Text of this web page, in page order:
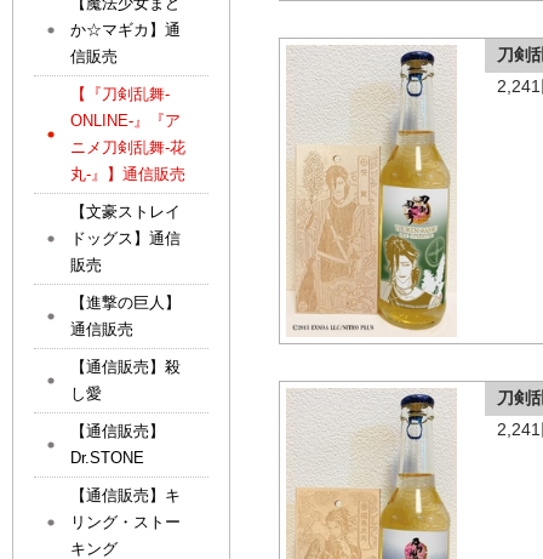
刀剣
刀剣
か☆マギカ】通
信販売
【『刀剣乱舞-
ONLINE-』『ア
ニメ刀剣乱舞-花
丸-』】通信販売
【文豪ストレイ
ドッグス】通信
販売
【進撃の巨人】
通信販売
【通信販売】殺
し愛
【通信販売】
Dr.STONE
【通信販売】キ
リング・ストー
キング